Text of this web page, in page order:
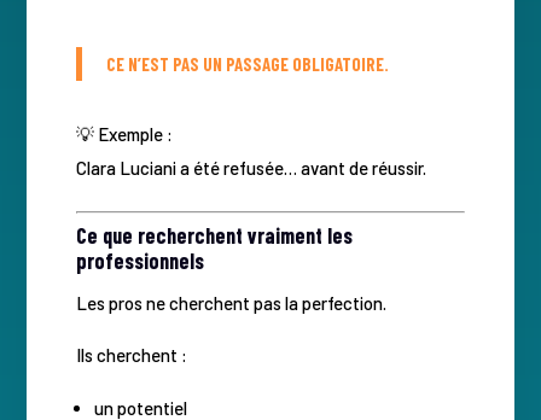
CE N’EST PAS UN PASSAGE OBLIGATOIRE.
💡 Exemple :
Clara Luciani a été refusée… avant de réussir.
Ce que recherchent vraiment les
professionnels
Les pros ne cherchent pas la perfection.
Ils cherchent :
un potentiel